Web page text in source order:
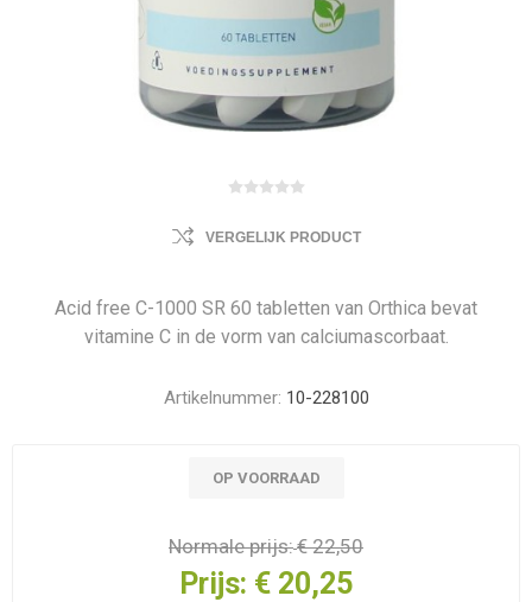
VERGELIJK PRODUCT
Acid free C-1000 SR 60 tabletten van Orthica bevat
vitamine C in de vorm van calciumascorbaat.
Artikelnummer: 10-228100
OP VOORRAAD
Normale prijs:€ 22,50
Prijs: € 20,25